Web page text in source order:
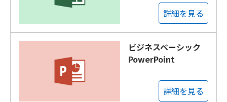
詳細を見る
ビジネスベーシック
PowerPoint
詳細を見る